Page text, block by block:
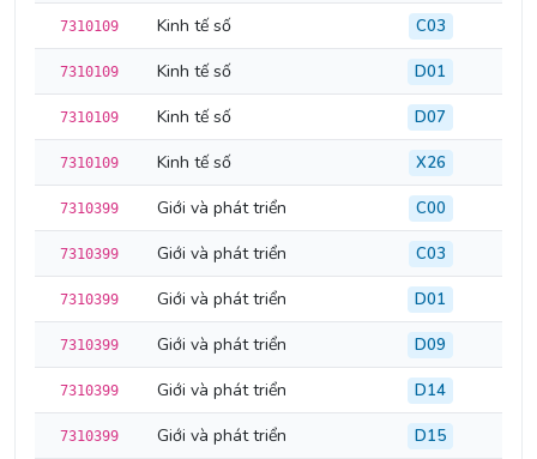
7310109 Kinh tế số C03
7310109 Kinh tế số D01
7310109 Kinh tế số D07
7310109 Kinh tế số X26
7310399 Giới và phát triển C00
7310399 Giới và phát triển C03
7310399 Giới và phát triển D01
7310399 Giới và phát triển D09
7310399 Giới và phát triển D14
7310399 Giới và phát triển D15